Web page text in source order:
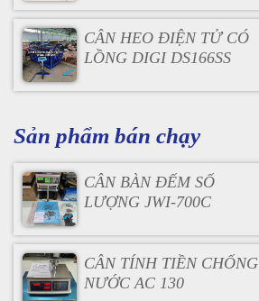
CÂN HEO ĐIỆN TỬ CÓ
LỒNG DIGI DS166SS
Sản phẩm bán chạy
CÂN BÀN ĐẾM SỐ
LƯỢNG JWI-700C
CÂN TÍNH TIỀN CHỐNG
NƯỚC AC 130